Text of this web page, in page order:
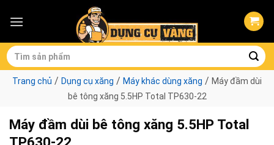
Tìm
kiếm:
Trang chủ / Dụng cụ xăng / Máy khác dùng xăng / Máy đầm dùi
bê tông xăng 5.5HP Total TP630-22
Máy đầm dùi bê tông xăng 5.5HP Total